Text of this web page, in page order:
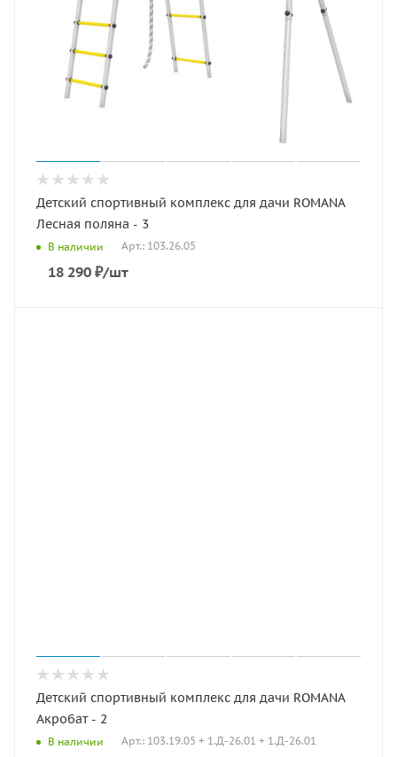
Детский спортивный комплекс для дачи ROMANA
Лесная поляна - 3
В наличии Арт.: 103.26.05
18 290 ₽/шт
Детский спортивный комплекс для дачи ROMANA
Акробат - 2
В наличии Арт.: 103.19.05 + 1.Д-26.01 + 1.Д-26.01